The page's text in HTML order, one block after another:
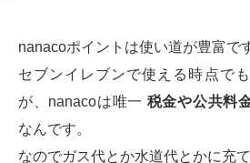
nanacoポイントは使い道が豊富で
セブンイレブンで使える時点で
が、nanacoは唯一 税金や公共料
なんです。
なのでガス代とか水道代とかに充